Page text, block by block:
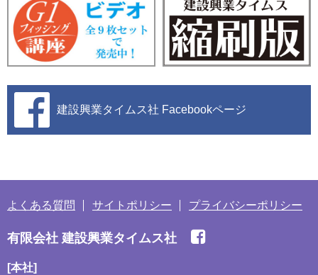
建設興業タイムス社 Facebookページ
よくある質問 サイトポリシー プライバシーポリシー
有限会社 建設興業タイムス社
[本社]